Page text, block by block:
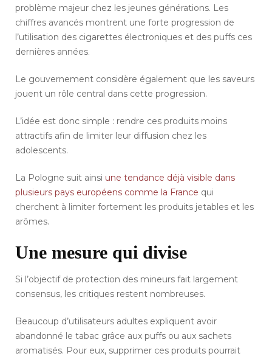
problème majeur chez les jeunes générations. Les
chiffres avancés montrent une forte progression de
l’utilisation des cigarettes électroniques et des puffs ces
dernières années.
Le gouvernement considère également que les saveurs
jouent un rôle central dans cette progression.
L’idée est donc simple : rendre ces produits moins
attractifs afin de limiter leur diffusion chez les
adolescents.
La Pologne suit ainsi une tendance déjà visible dans
plusieurs pays européens comme la France qui
cherchent à limiter fortement les produits jetables et les
arômes.
Une mesure qui divise
Si l’objectif de protection des mineurs fait largement
consensus, les critiques restent nombreuses.
Beaucoup d’utilisateurs adultes expliquent avoir
abandonné le tabac grâce aux puffs ou aux sachets
aromatisés. Pour eux, supprimer ces produits pourrait